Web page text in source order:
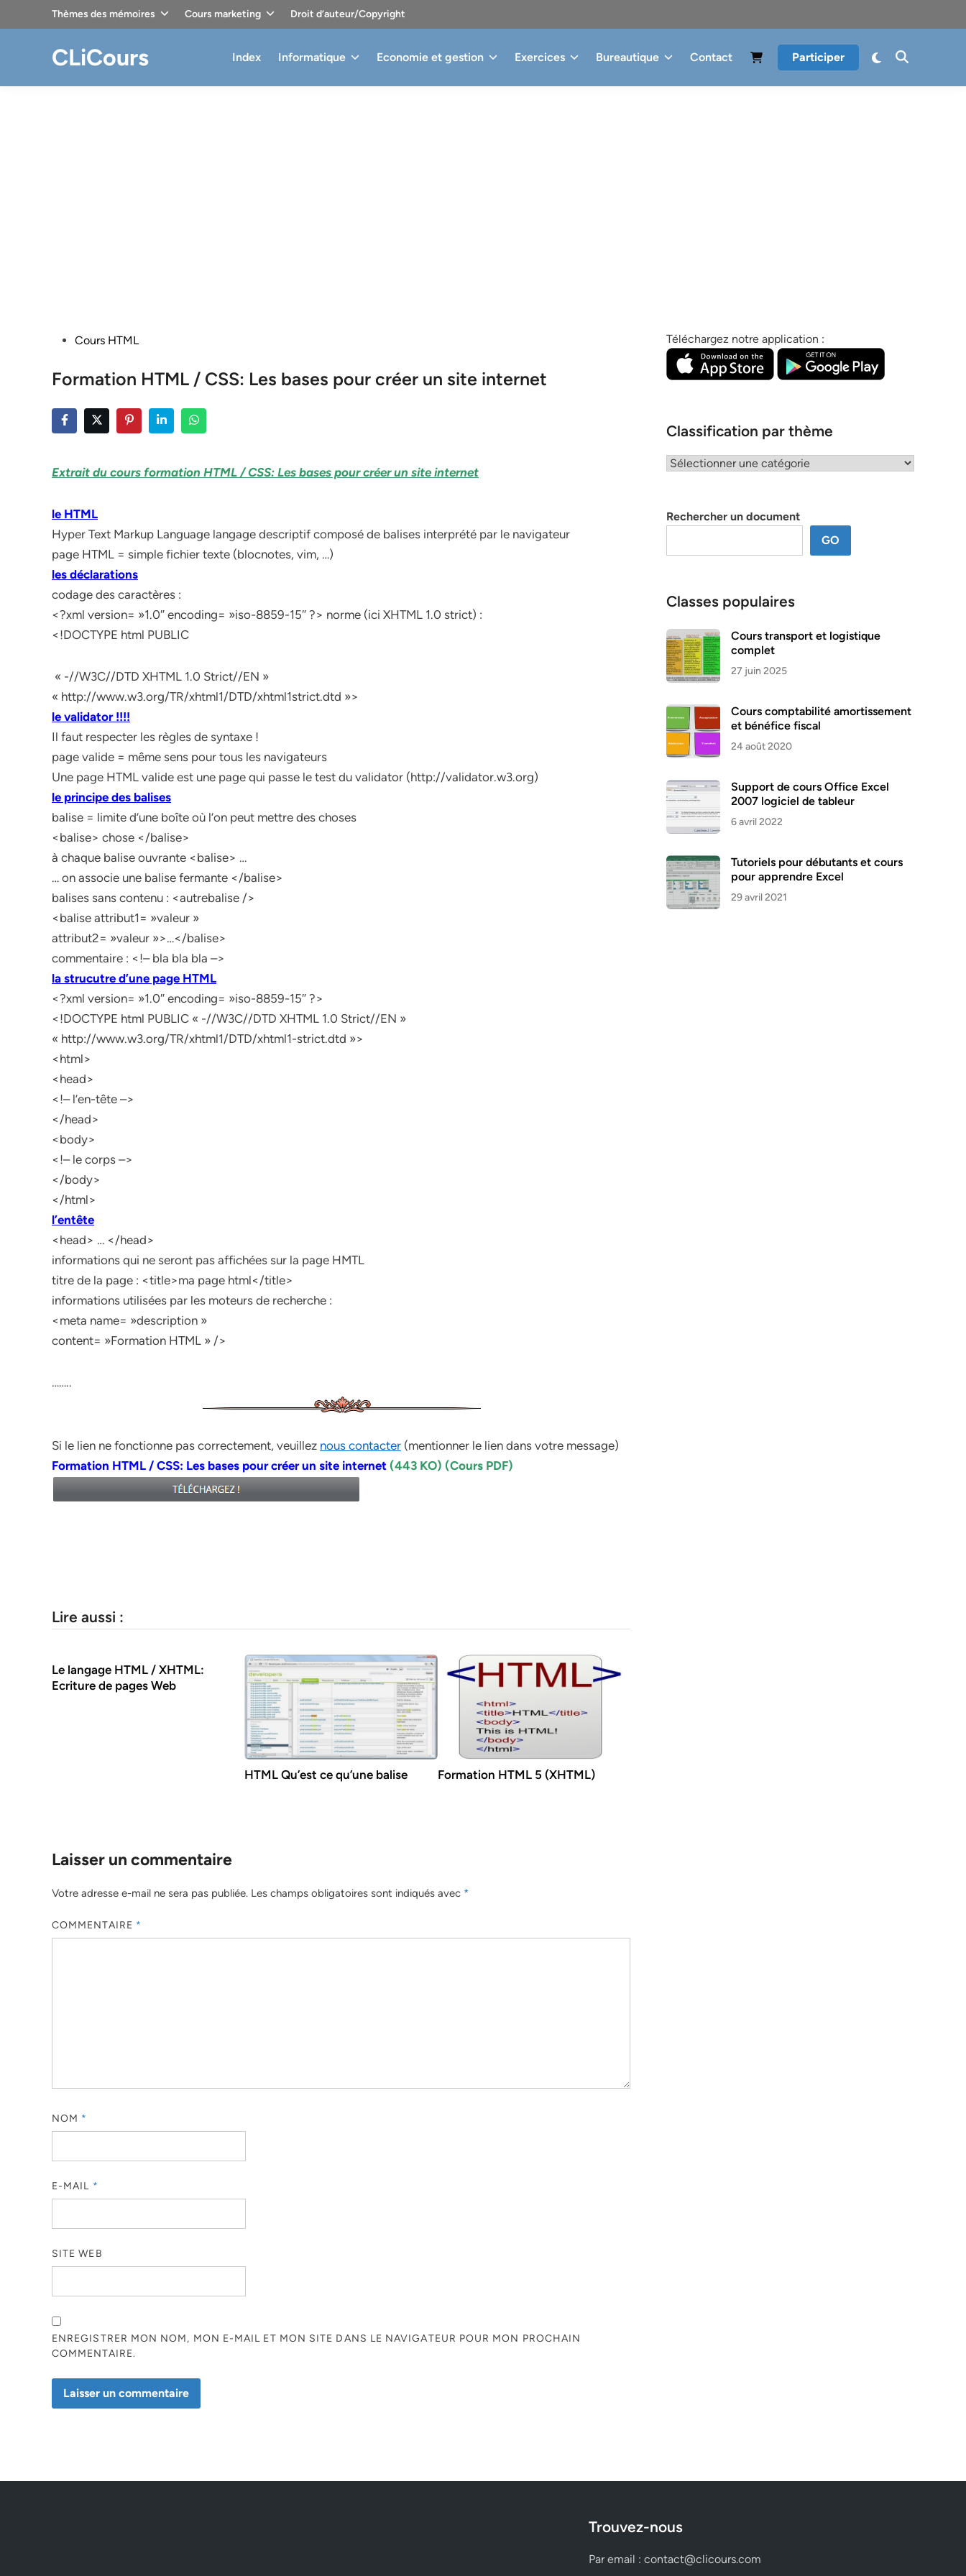
Thèmes des mémoires Cours marketing Droit d’auteur/Copyright
CLiCours Index Informatique Economie et gestion Exercices Bureautique Contact Participer
PostedCours HTML
Formation HTML / CSS: Les bases pour créer un site internet
Extrait du cours formation HTML / CSS: Les bases pour créer un site internet
le HTML
Hyper Text Markup Language langage descriptif composé de balises interprété par le navigateur
page HTML = simple fichier texte (bloc­notes, vim, …)
les déclarations
codage des caractères :
<?xml version= »1.0″ encoding= »iso-8859-15″ ?> norme (ici XHTML 1.0 strict) :
<!DOCTYPE html PUBLIC
« -//W3C//DTD XHTML 1.0 Strict//EN »
« http://www.w3.org/TR/xhtml1/DTD/xhtml1strict.dtd »>
le validator !!!!
Il faut respecter les règles de syntaxe !
page valide = même sens pour tous les navigateurs
Une page HTML valide est une page qui passe le test du validator (http://validator.w3.org)
le principe des balises
balise = limite d’une boîte où l’on peut mettre des choses
<balise> chose </balise>
à chaque balise ouvrante <balise> …
… on associe une balise fermante </balise>
balises sans contenu : <autrebalise />
<balise attribut1= »valeur »
attribut2= »valeur »>…</balise>
commentaire : <!– bla bla bla –>
la strucutre d’une page HTML
<?xml version= »1.0″ encoding= »iso-8859-15″ ?>
<!DOCTYPE html PUBLIC « -//W3C//DTD XHTML 1.0 Strict//EN »
« http://www.w3.org/TR/xhtml1/DTD/xhtml1-strict.dtd »>
<html>
<head>
<!– l’en-tête –>
</head>
<body>
<!– le corps –>
</body>
</html>
l’en­tête
<head> … </head>
informations qui ne seront pas affichées sur la page HMTL
titre de la page : <title>ma page html</title>
informations utilisées par les moteurs de recherche :
<meta name= »description »
content= »Formation HTML » />
……..
Si le lien ne fonctionne pas correctement, veuillez nous contacter (mentionner le lien dans votre message)
Formation HTML / CSS: Les bases pour créer un site internet (443 KO) (Cours PDF)
Lire aussi :
Le langage HTML / XHTML:
Ecriture de pages Web
HTML Qu’est ce qu’une balise Formation HTML 5 (XHTML)
Laisser un commentaire
Votre adresse e-mail ne sera pas publiée. Les champs obligatoires sont indiqués avec *
COMMENTAIRE *
NOM *
E-MAIL *
SITE WEB
ENREGISTRER MON NOM, MON E-MAIL ET MON SITE DANS LE NAVIGATEUR POUR MON PROCHAIN
COMMENTAIRE.
Téléchargez notre application :
Classification par thème
Classification
Rechercher un document
GO
Classes populaires
Cours transport et logistique
complet
27 juin 2025
Cours comptabilité amortissement
et bénéfice fiscal
24 août 2020
Support de cours Office Excel
2007 logiciel de tableur
6 avril 2022
Tutoriels pour débutants et cours
pour apprendre Excel
29 avril 2021
Trouvez-nous
Par email : contact@clicours.com